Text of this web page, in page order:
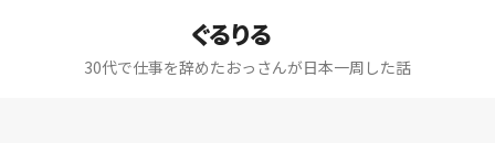
ぐるりる
30代で仕事を辞めたおっさんが日本一周した話